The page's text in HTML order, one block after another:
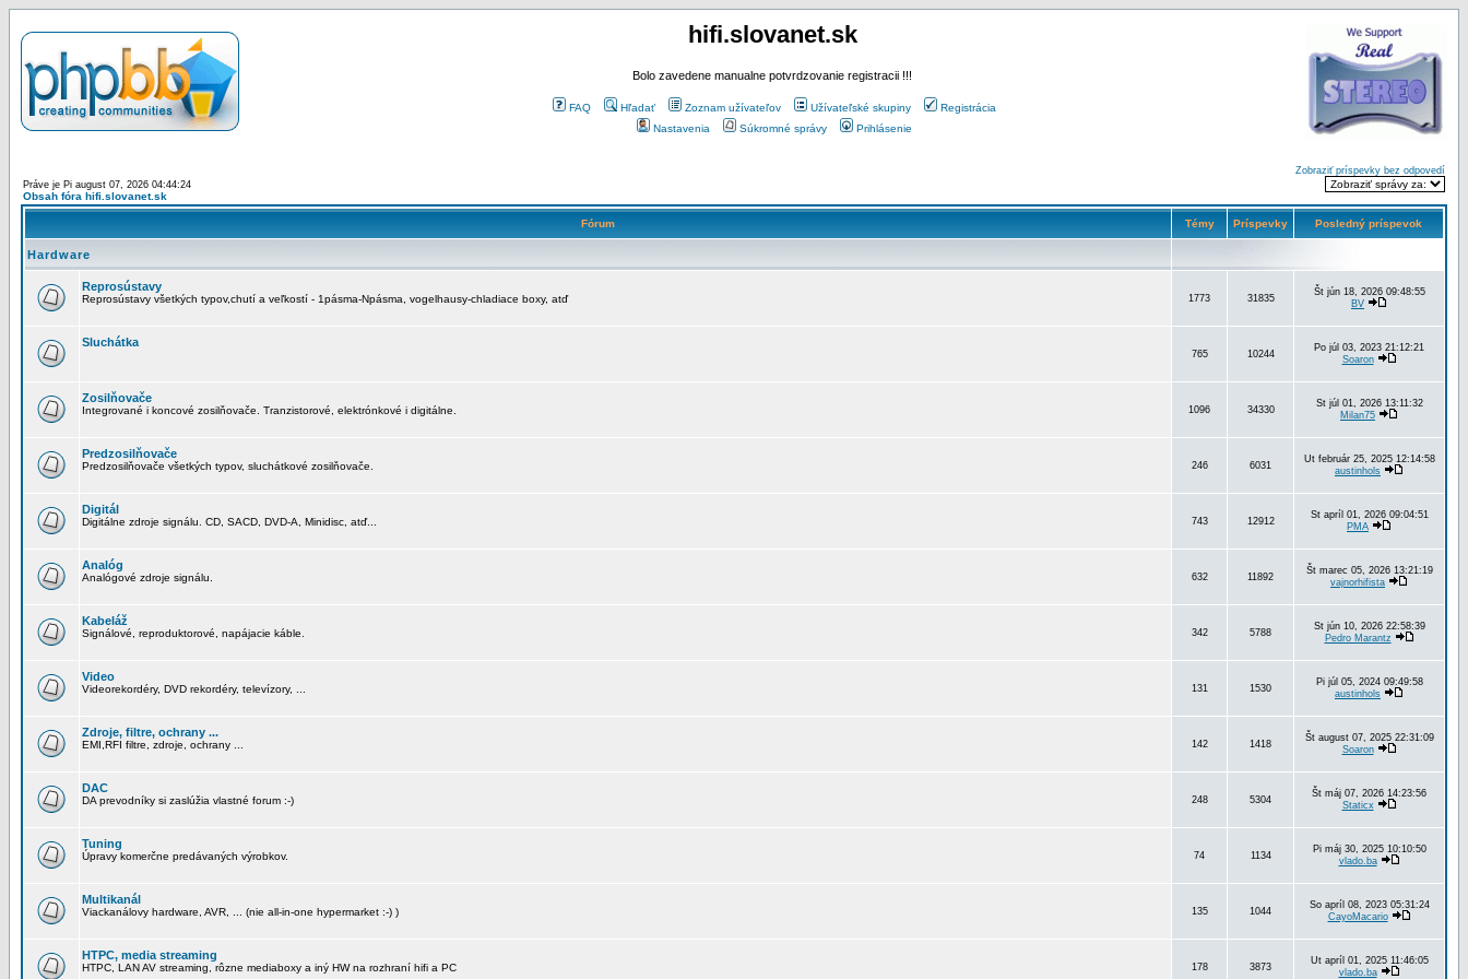
hifi.slovanet.sk
Bolo zavedene manualne potvrdzovanie registracii !!!
FAQ Hľadať Zoznam užívateľov Užívateľské skupiny
Registrácia
Nastavenia
Súkromné správy Prihlásenie
Práve je Pi august 07, 2026 04:44:24
Obsah fóra hifi.slovanet.sk
Zobraziť príspevky bez odpovedí
Fórum Témy Príspevky Posledný príspevok
Hardware
Reprosústavy
Reprosústavy všetkých typov,chutí a veľkostí - 1pásma-Npásma, vogelhausy-chladiace boxy, atď 1773 31835
Št jún 18, 2026 09:48:55
BV
Sluchátka
765 10244
Po júl 03, 2023 21:12:21
Soaron
Zosilňovače
Integrované i koncové zosilňovače. Tranzistorové, elektrónkové i digitálne. 1096 34330
St júl 01, 2026 13:11:32
Milan75
Predzosilňovače
Predzosilňovače všetkých typov, sluchátkové zosilňovače. 246 6031
Ut február 25, 2025 12:14:58
austinhols
Digitál
Digitálne zdroje signálu. CD, SACD, DVD-A, Minidisc, atď... 743 12912
St apríl 01, 2026 09:04:51
PMA
Analóg
Analógové zdroje signálu. 632 11892
Št marec 05, 2026 13:21:19
vajnorhifista
Kabeláž
Signálové, reproduktorové, napájacie káble. 342 5788
St jún 10, 2026 22:58:39
Pedro Marantz
Video
Videorekordéry, DVD rekordéry, televízory, ... 131 1530
Pi júl 05, 2024 09:49:58
austinhols
Zdroje, filtre, ochrany ...
EMI,RFI filtre, zdroje, ochrany ... 142 1418
Št august 07, 2025 22:31:09
Soaron
DAC
DA prevodníky si zaslúžia vlastné forum :-) 248 5304
Št máj 07, 2026 14:23:56
Staticx
Tuning
Úpravy komerčne predávaných výrobkov. 74 1134
Pi máj 30, 2025 10:10:50
vlado.ba
Multikanál
Viackanálovy hardware, AVR, ... (nie all-in-one hypermarket :-) ) 135 1044
So apríl 08, 2023 05:31:24
CayoMacario
HTPC, media streaming
HTPC, LAN AV streaming, rôzne mediaboxy a iný HW na rozhraní hifi a PC 178 3873
Ut apríl 01, 2025 11:46:05
vlado.ba